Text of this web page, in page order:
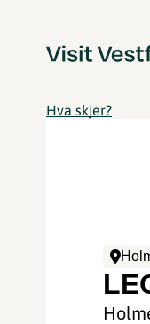
Hva skjer?